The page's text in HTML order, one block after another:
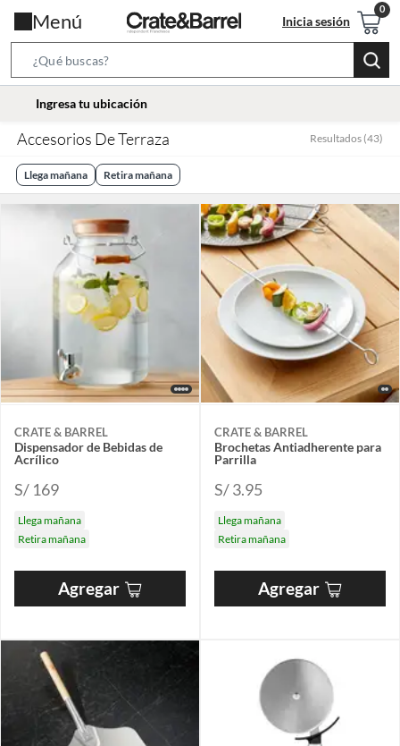
Menú Inicia sesión
Bar
location-
Ingresa tu ubicación
Accesorios De Terraza Resultados (43)
Llega mañana Retira mañana
CRATE & BARREL
Dispensador de Bebidas de
Acrílico
S/ 169
Llega mañana
Retira mañana
Agregar
CRATE & BARREL
Brochetas Antiadherente para
Parrilla
S/ 3.95
Llega mañana
Retira mañana
Agregar